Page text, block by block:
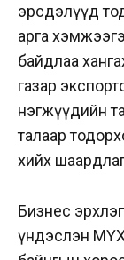
эрсдэлүүд
арга
байдлаа
газар
нэгжүүдийн
талаар
хийх
Бизнес
үндэслэн